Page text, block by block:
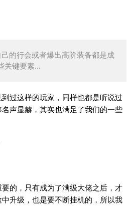
的行会或者爆出高阶装备都是成
关键要素...
过这样的玩家，同样也都是听说过
声显赫，其实也满足了我们的一些
的，只有成为了满级大佬之后，才
升级，也是要不断挂机的，所以我